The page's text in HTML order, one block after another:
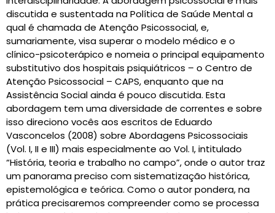
discutida e sustentada na Política de Saúde Mental a
qual é chamada de Atenção Psicossocial, e,
sumariamente, visa superar o modelo médico e o
clínico-psicoterápico e nomeia o principal equipamento
substitutivo dos hospitais psiquiátricos – o Centro de
Atenção Psicossocial – CAPS, enquanto que na
Assistência Social ainda é pouco discutida. Esta
abordagem tem uma diversidade de correntes e sobre
isso direciono vocês aos escritos de Eduardo
Vasconcelos (2008) sobre Abordagens Psicossociais
(Vol. I, II e III) mais especialmente ao Vol. I, intitulado
“História, teoria e trabalho no campo”, onde o autor traz
um panorama preciso com sistematização histórica,
epistemológica e teórica. Como o autor pondera, na
prática precisaremos compreender como se processa